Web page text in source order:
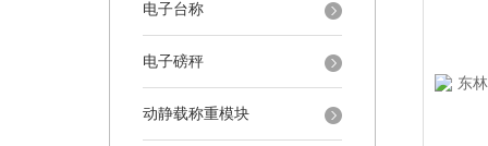
电子台称
电子磅秤
动静载称重模块